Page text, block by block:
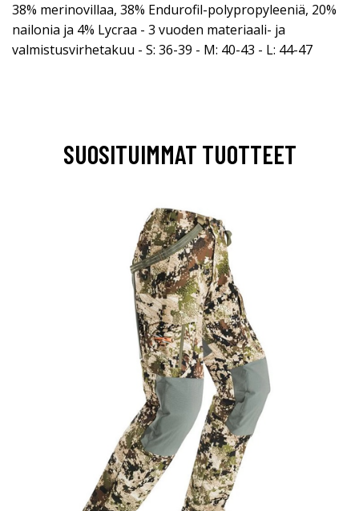
38% merinovillaa, 38% Endurofil-polypropyleeniä, 20%
nailonia ja 4% Lycraa - 3 vuoden materiaali- ja
valmistusvirhetakuu - S: 36-39 - M: 40-43 - L: 44-47
SUOSITUIMMAT TUOTTEET